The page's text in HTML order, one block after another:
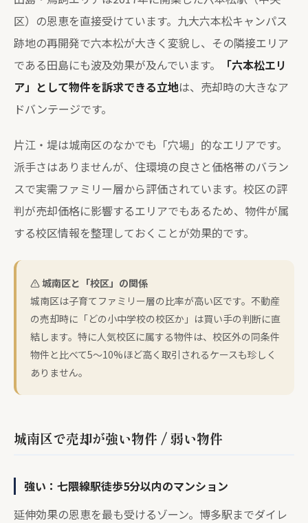
区）の恩恵を直接受けています。九大六本松キャンパス
跡地の再開発で六本松が大きく変貌し、その隣接エリア
である田島にも波及効果が及んでいます。
「六本松エリ
ア」として物件を訴求できる立地は、売却時の大きなア
ドバンテージです。
片江・堤は城南区のなかでも「穴場」的なエリアです。
派手さはありませんが、住環境の良さと価格帯のバラン
スで実需ファミリー層から評価されています。校区の評
判が売却価格に影響するエリアでもあるため、物件が属
する校区情報を整理しておくことが効果的です。
城南区と「校区」の関係
城南区は子育てファミリー層の比率が高い区です。不動産
の売却時に「どの小中学校の校区か」は買い手の判断に直
結します。特に人気校区に属する物件は、校区外の同条件
物件と比べて5〜10%ほど高く取引されるケースも珍しく
ありません。
城南区で売却が強い物件 / 弱い物件
強い：七隈線駅徒歩5分以内のマンション
延伸効果の恩恵を最も受けるゾーン。博多駅までダイレ